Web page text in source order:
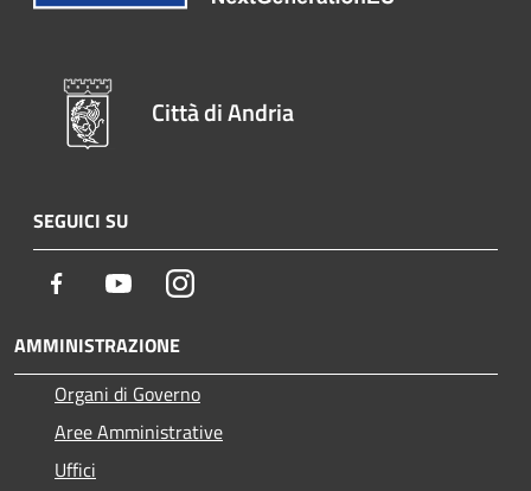
Città di Andria
SEGUICI SU
Facebook YoutubeInstagram
AMMINISTRAZIONE
Organi di Governo
Aree Amministrative
Uffici